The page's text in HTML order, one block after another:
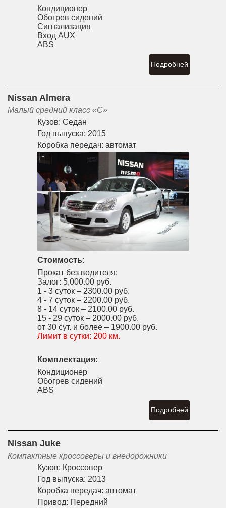
Кондиционер
Обогрев сидений
Сигнализация
Вход AUX
ABS
Подробней
Nissan Almera
Малый средний класс «С»
Кузов: Седан
Год выпуска: 2015
Коробка передач: автомат
Стоимость:
Прокат без водителя:
Залог: 5,000.00 руб.
1 - 3 суток – 2300.00 руб.
4 - 7 суток – 2200.00 руб.
8 - 14 суток – 2100.00 руб.
15 - 29 суток – 2000.00 руб.
от 30 сут. и более – 1900.00 руб.
Лимит в сутки: 200 км.
Комплектация:
Кондиционер
Обогрев сидений
ABS
Подробней
Nissan Juke
Компактные кроссоверы и внедорожники
Кузов: Кроссовер
Год выпуска: 2013
Коробка передач: автомат
Привод: Передний